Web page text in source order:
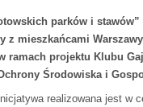
parków i
z mieszkańcami
ramach projektu Klubu
Środowiska i
Inicjatywa realizowana jest w